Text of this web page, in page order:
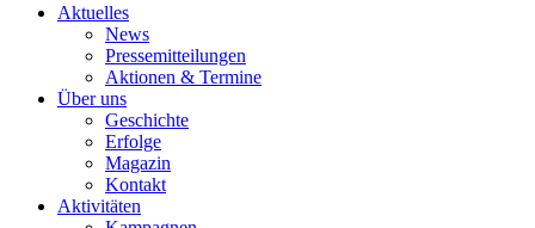
Aktuelles
News
Pressemitteilungen
Aktionen & Termine
Über uns
Geschichte
Erfolge
Magazin
Kontakt
Aktivitäten